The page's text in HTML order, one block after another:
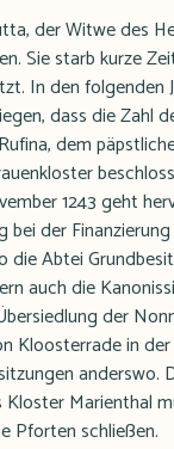
der Witwe des
Sie starb kurze
In den folgenden
dass die Zahl
dem
1243 geht
der
Abtei
auch die
der
in der
anderswo.
Marienthal
Pforten schließen.